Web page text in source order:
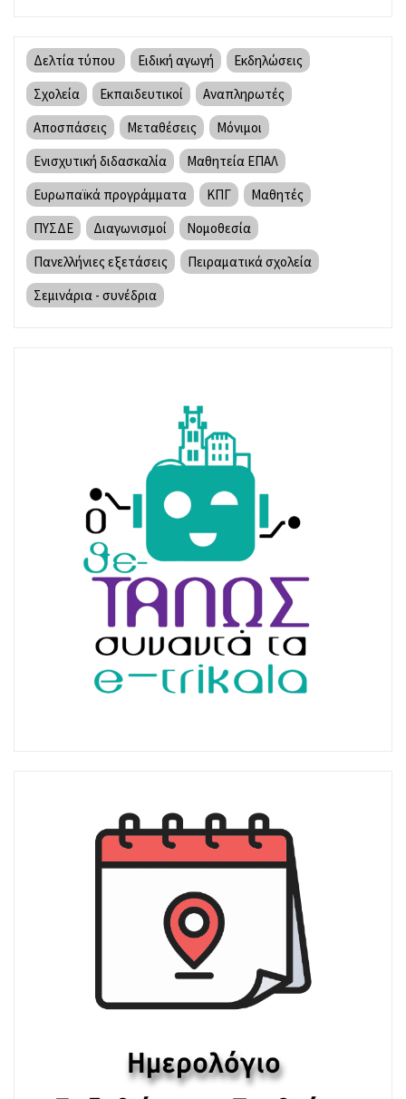
Δελτία τύπου Ειδική αγωγή
Εκδηλώσεις
Σχολεία
Εκπαιδευτικοί
Αναπληρωτές
Αποσπάσεις
Μεταθέσεις
Μόνιμοι
Ενισχυτική διδασκαλία
Μαθητεία ΕΠΑΛ
Ευρωπαϊκά προγράμματα
ΚΠΓ
Μαθητές
ΠΥΣΔΕ
Διαγωνισμοί
Νομοθεσία
Πανελλήνιες εξετάσεις
Πειραματικά σχολεία
Σεμινάρια - συνέδρια